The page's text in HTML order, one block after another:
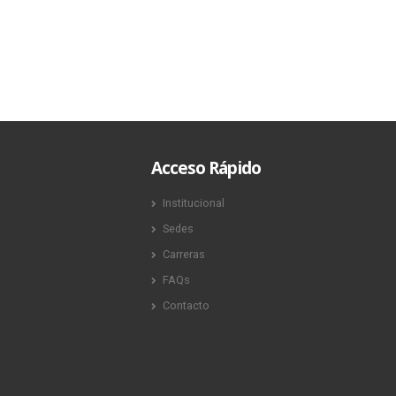
Acceso Rápido
Institucional
Sedes
Carreras
FAQs
Contacto